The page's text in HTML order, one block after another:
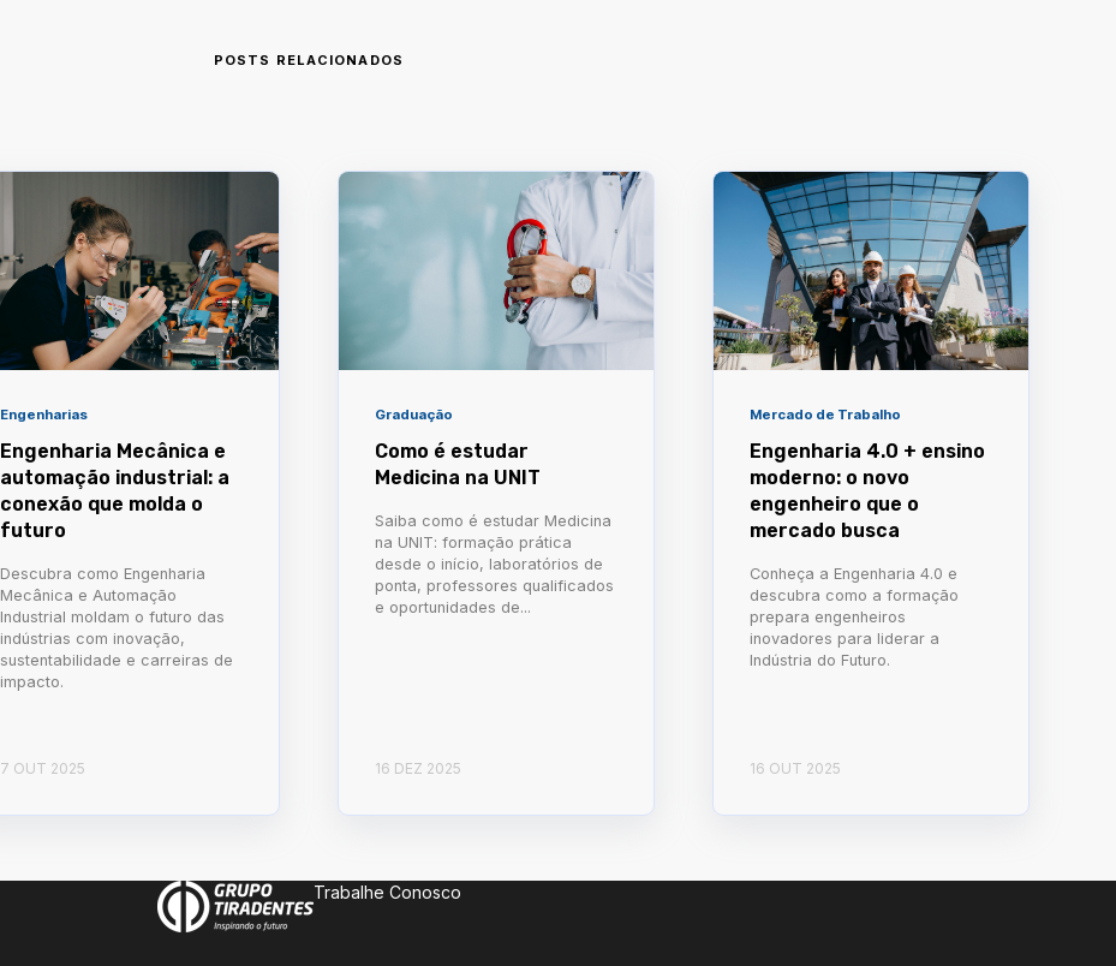
POSTS RELACIONADOS
Engenharias
Engenharia Mecânica e
automação industrial: a
conexão que molda o
futuro
Descubra como Engenharia
Mecânica e Automação
Industrial moldam o futuro das
indústrias com inovação,
sustentabilidade e carreiras de
impacto.
7 OUT 2025
Graduação
Como é estudar
Medicina na UNIT
Saiba como é estudar Medicina
na UNIT: formação prática
desde o início, laboratórios de
ponta, professores qualificados
e oportunidades de...
16 DEZ 2025
Mercado de Trabalho
Engenharia 4.0 + ensino
moderno: o novo
engenheiro que o
mercado busca
Conheça a Engenharia 4.0 e
descubra como a formação
prepara engenheiros
inovadores para liderar a
Indústria do Futuro.
16 OUT 2025
Trabalhe Conosco